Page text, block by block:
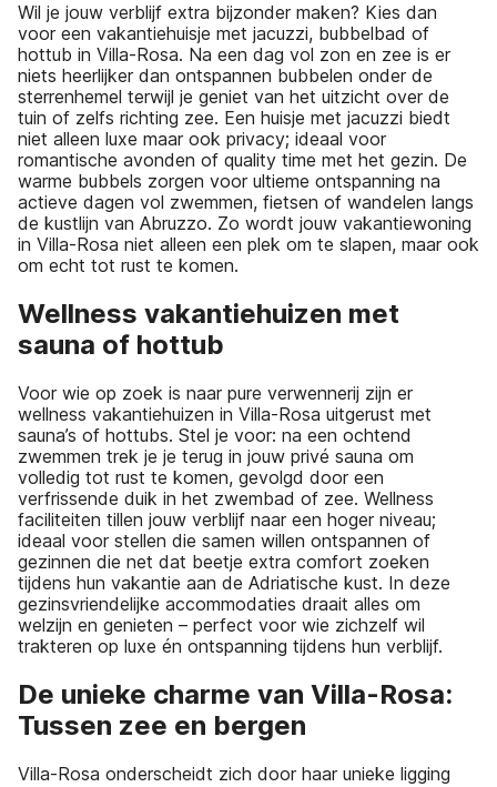
Wil je jouw verblijf extra bijzonder maken? Kies dan
voor een vakantiehuisje met jacuzzi, bubbelbad of
hottub in Villa-Rosa. Na een dag vol zon en zee is er
niets heerlijker dan ontspannen bubbelen onder de
sterrenhemel terwijl je geniet van het uitzicht over de
tuin of zelfs richting zee. Een huisje met jacuzzi biedt
niet alleen luxe maar ook privacy; ideaal voor
romantische avonden of quality time met het gezin. De
warme bubbels zorgen voor ultieme ontspanning na
actieve dagen vol zwemmen, fietsen of wandelen langs
de kustlijn van Abruzzo. Zo wordt jouw vakantiewoning
in Villa-Rosa niet alleen een plek om te slapen, maar ook
om echt tot rust te komen.
Wellness vakantiehuizen met
sauna of hottub
Voor wie op zoek is naar pure verwennerij zijn er
wellness vakantiehuizen in Villa-Rosa uitgerust met
sauna’s of hottubs. Stel je voor: na een ochtend
zwemmen trek je je terug in jouw privé sauna om
volledig tot rust te komen, gevolgd door een
verfrissende duik in het zwembad of zee. Wellness
faciliteiten tillen jouw verblijf naar een hoger niveau;
ideaal voor stellen die samen willen ontspannen of
gezinnen die net dat beetje extra comfort zoeken
tijdens hun vakantie aan de Adriatische kust. In deze
gezinsvriendelijke accommodaties draait alles om
welzijn en genieten – perfect voor wie zichzelf wil
trakteren op luxe én ontspanning tijdens hun verblijf.
De unieke charme van Villa-Rosa:
Tussen zee en bergen
Villa-Rosa onderscheidt zich door haar unieke ligging